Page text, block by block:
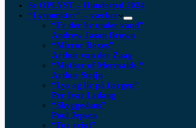
Se OPLYST – Hundested 2024
“Lyspunkter” – værker
“Er der liv under vand”
Andrew Jason Brown
“Mirror Boxes”
Arthur van der Zaag
“Mother of Mermaids “
Arthur Steijn
“Lys og liv på færgen”
Per Ivar Ledang
“Skyggedans”
Poul Jepsen
“For evigt”